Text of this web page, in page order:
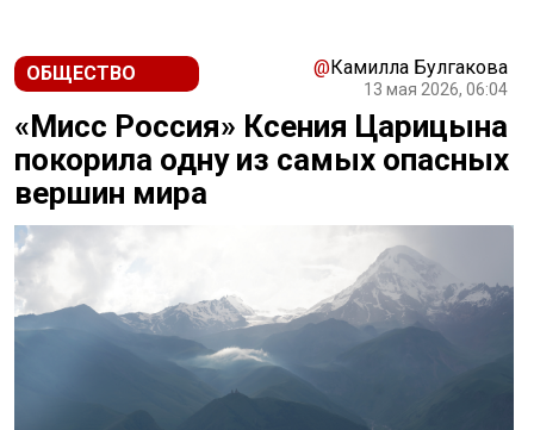
ОБЩЕСТВО @Камилла Булгакова
13 мая 2026, 06:04
«Мисс Россия» Ксения Царицына
покорила одну из самых опасных
вершин мира